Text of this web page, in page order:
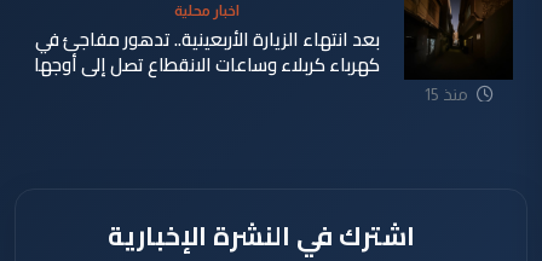
دقيقة
منذ 15
اخبار محلية
بعد انتهاء الزيارة الأربعينية.. تدهور مفاجئ في
كهرباء كربلاء وساعات الانقطاع تصل إلى أوجها
اشترك في النشرة الإخبارية